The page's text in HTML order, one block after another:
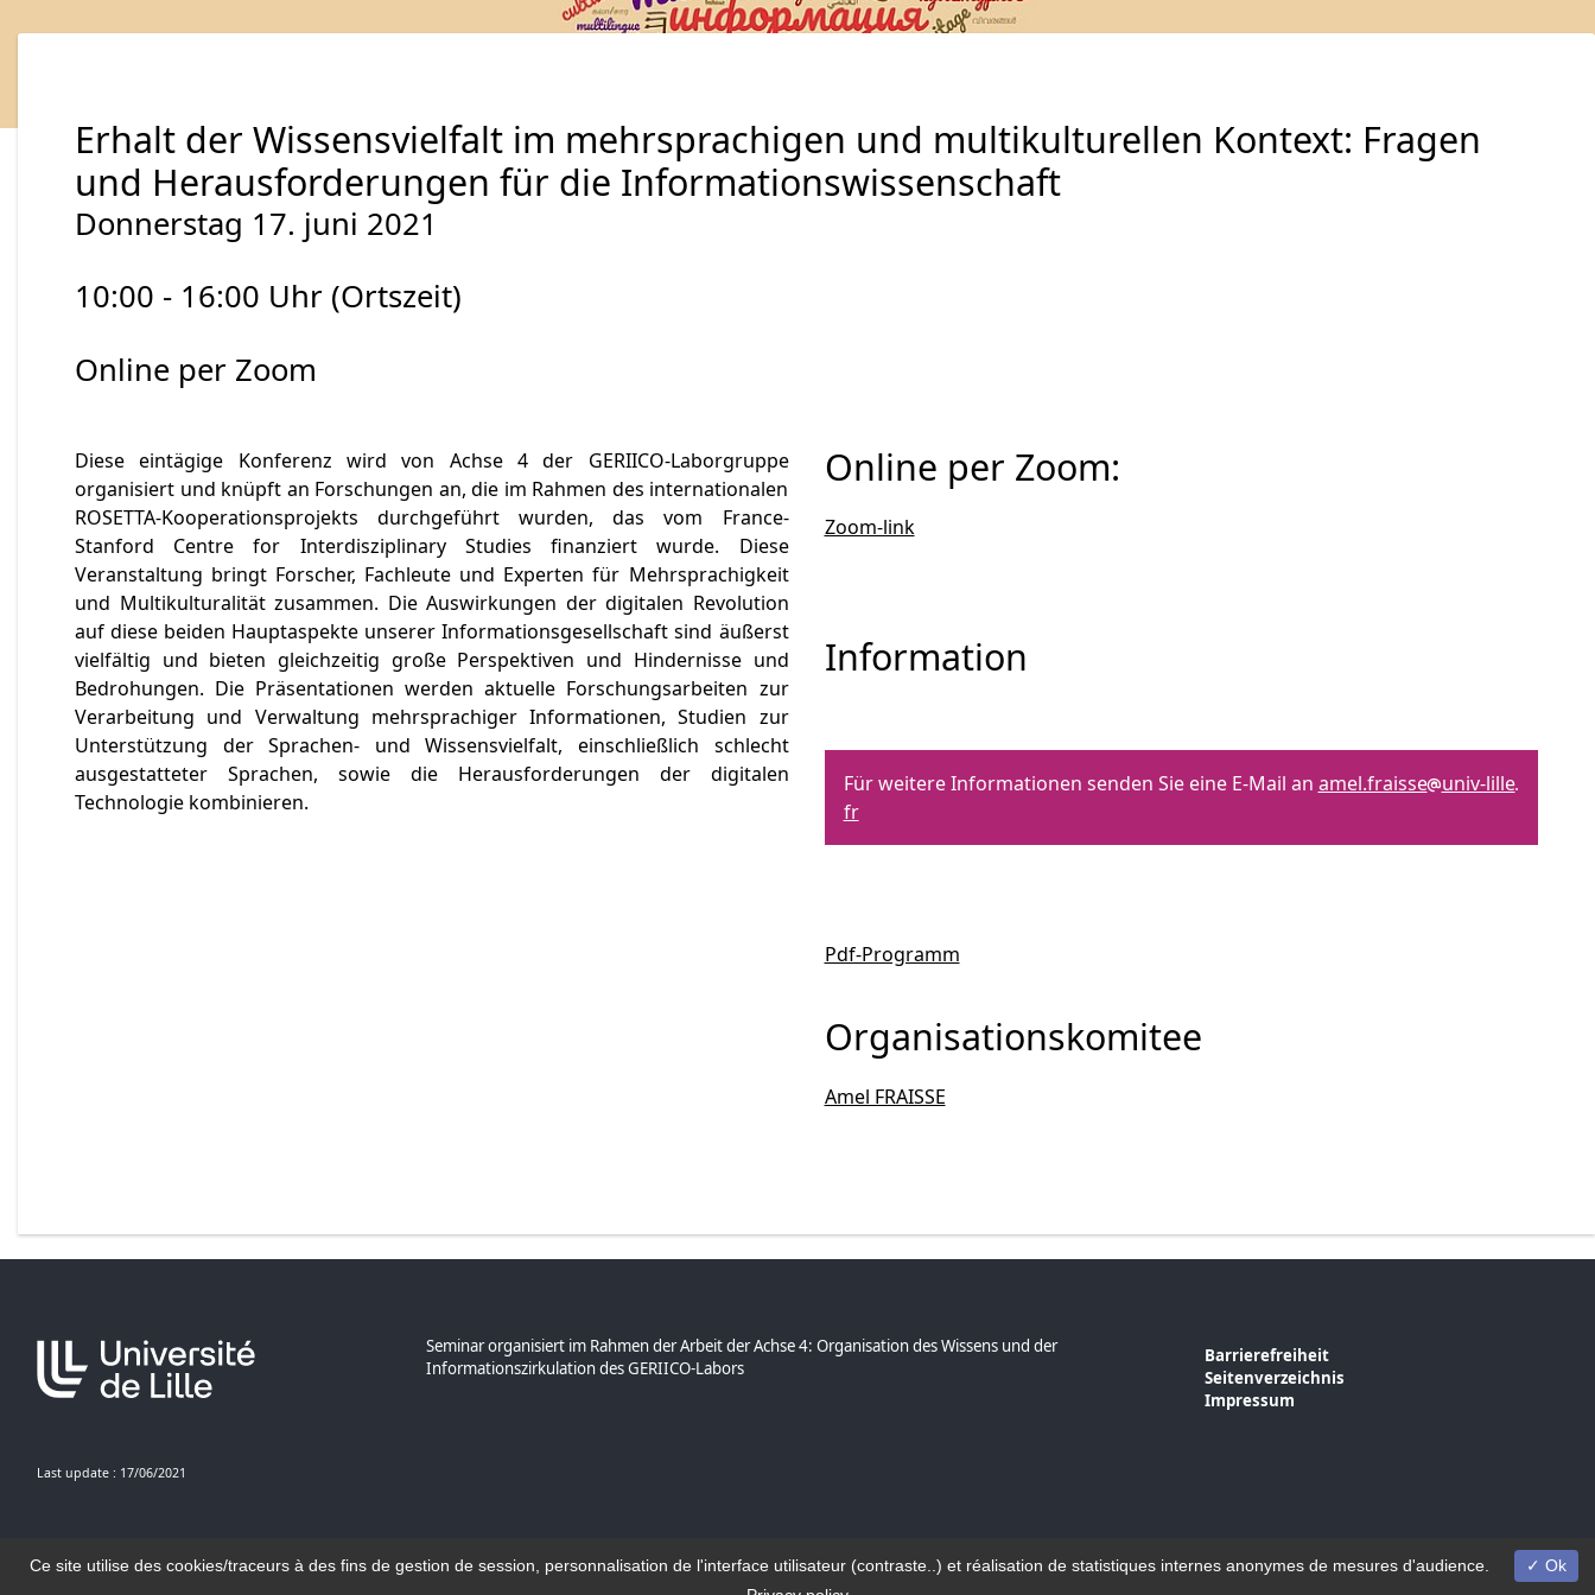
Erhalt der Wissensvielfalt im mehrsprachigen und multikulturellen Kontext: Fragen
und Herausforderungen für die Informationswissenschaft
Donnerstag 17. juni 2021
10:00 - 16:00 Uhr (Ortszeit)
Online per Zoom
Diese eintägige Konferenz wird von Achse 4 der GERIICO-Laborgruppe
organisiert und knüpft an Forschungen an, die im Rahmen des internationalen
ROSETTA-Kooperationsprojekts durchgeführt wurden, das vom France-
Stanford Centre for Interdisziplinary Studies finanziert wurde. Diese
Veranstaltung bringt Forscher, Fachleute und Experten für Mehrsprachigkeit
und Multikulturalität zusammen. Die Auswirkungen der digitalen Revolution
auf diese beiden Hauptaspekte unserer Informationsgesellschaft sind äußerst
vielfältig und bieten gleichzeitig große Perspektiven und Hindernisse und
Bedrohungen. Die Präsentationen werden aktuelle Forschungsarbeiten zur
Verarbeitung und Verwaltung mehrsprachiger Informationen, Studien zur
Unterstützung der Sprachen- und Wissensvielfalt, einschließlich schlecht
ausgestatteter Sprachen, sowie die Herausforderungen der digitalen
Technologie kombinieren.
Online per Zoom:
Zoom-link
Information
Für weitere Informationen senden Sie eine E-Mail an amel.fraisse
univ-lille
fr
Pdf-Programm
Organisationskomitee
Amel FRAISSE
Last update : 17/06/2021
Seminar organisiert im Rahmen der Arbeit der Achse 4: Organisation des Wissens und der
Informationszirkulation des GERIICO-Labors
Barrierefreiheit
Seitenverzeichnis
Impressum
Ce site utilise des cookies/traceurs à des fins de gestion de session, personnalisation de l'interface utilisateur (contraste..) et réalisation de statistiques internes anonymes de mesures d'audience.
Ok